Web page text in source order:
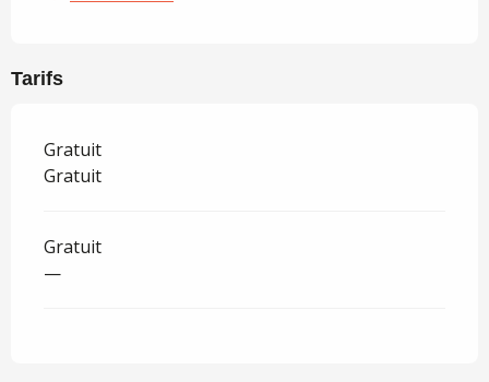
Tarifs
Gratuit
Gratuit
Gratuit
—